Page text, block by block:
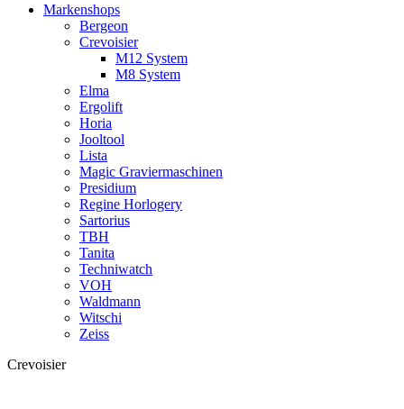
Markenshops
Bergeon
Crevoisier
M12 System
M8 System
Elma
Ergolift
Horia
Jooltool
Lista
Magic Graviermaschinen
Presidium
Regine Horlogery
Sartorius
TBH
Tanita
Techniwatch
VOH
Waldmann
Witschi
Zeiss
Crevoisier